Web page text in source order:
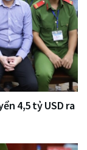
4,5 tỷ USD ra